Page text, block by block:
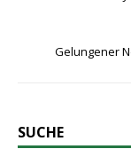
Gelungener
SUCHE